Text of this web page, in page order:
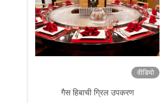
वीडियो
गैस हिबाची ग्रिल उपकरण